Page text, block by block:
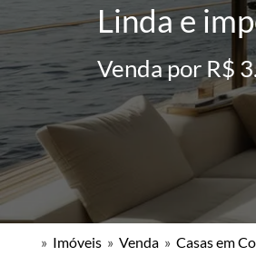
Linda e
Venda por R$
» Imóveis » Venda » Casas em